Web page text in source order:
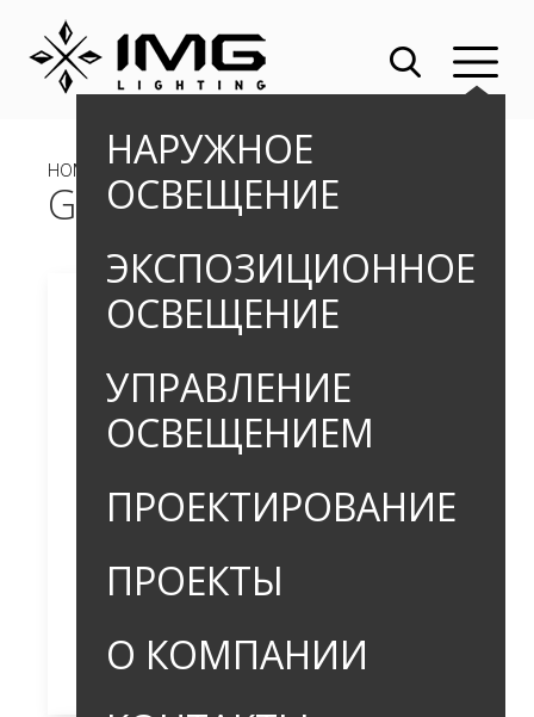
НАРУЖНОЕ
ОСВЕЩЕНИЕ
ЭКСПОЗИЦИОННОЕ
ОСВЕЩЕНИЕ
УПРАВЛЕНИЕ
ОСВЕЩЕНИЕМ
ПРОЕКТИРОВАНИЕ
ПРОЕКТЫ
О КОМПАНИИ
HOME » ПРОЖЕКТОРЫ» GETTA_3
GETTA_3